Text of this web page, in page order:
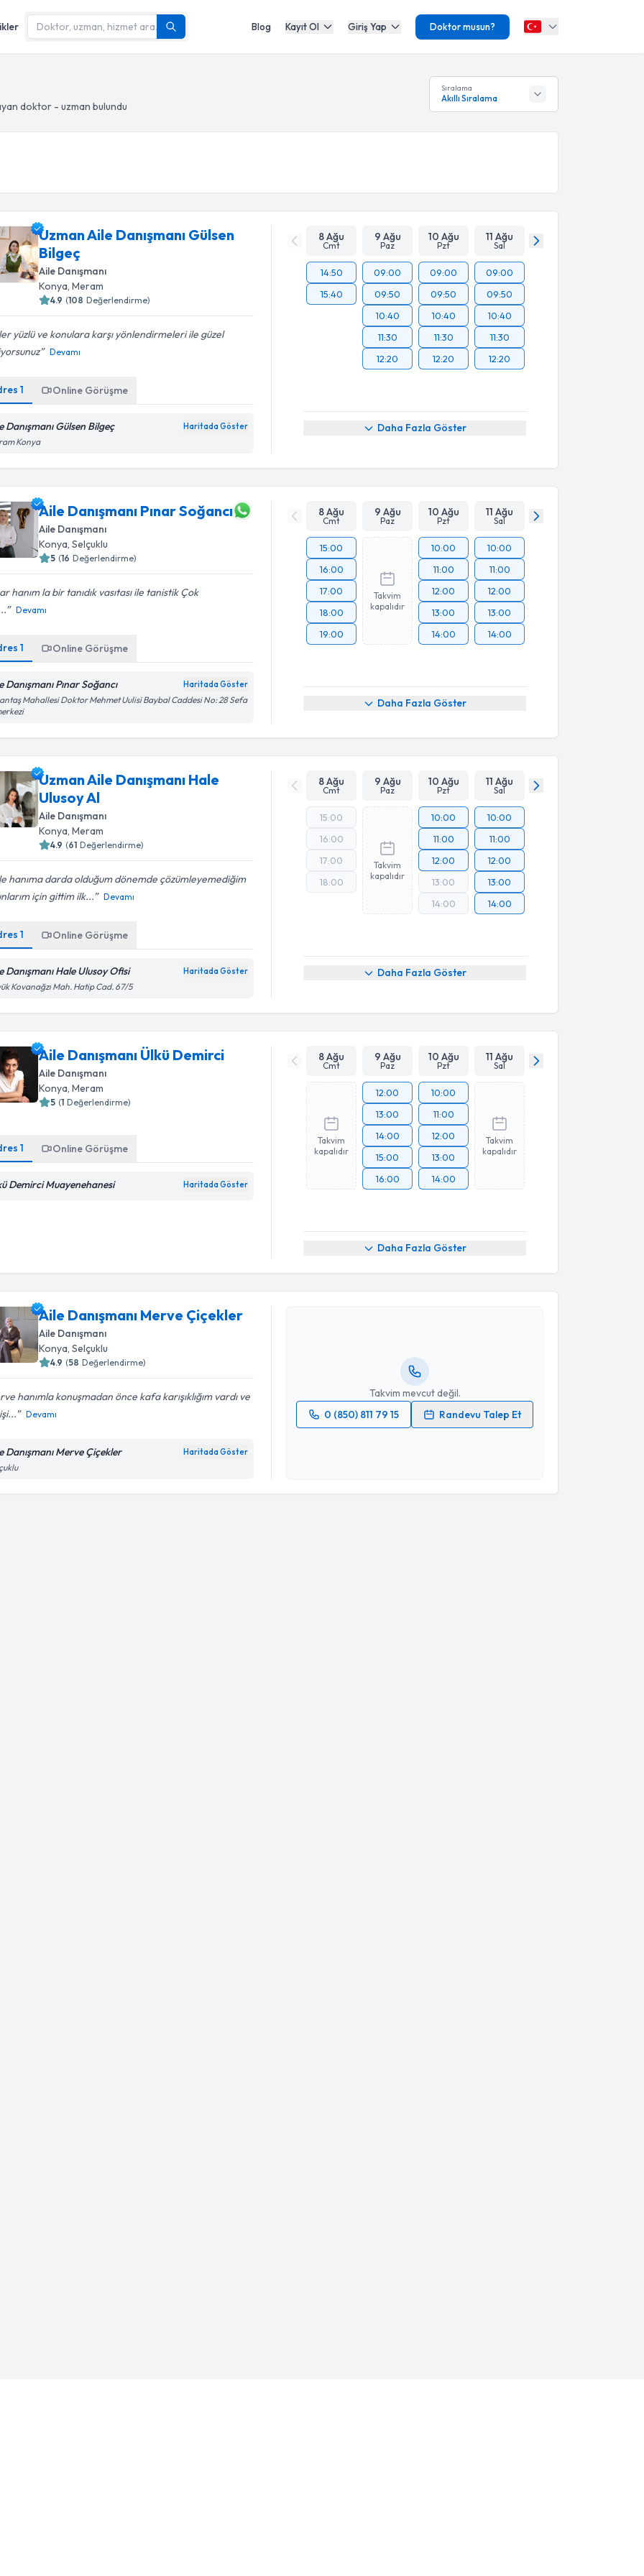
Blog Kayıt Ol Giriş Yap Doktor musun?
doktor - uzman bulundu
Sıralama
Akıllı Sıralama
Uzman Aile Danışmanı Gülsen
Bilgeç
Aile Danışmanı
Konya, Meram
4.9 (108 Değerlendirme)
yüzlü ve konulara karşı yönlendirmeleri ile güzel
Devamı
1 Online Görüşme
Danışmanı Gülsen Bilgeç Haritada Göster
Konya
8 Ağu
Cmt
9 Ağu
Paz
10 Ağu
Pzt
11 Ağu
Sal
14:50
15:40
09:00
09:50
10:40
11:30
12:20
09:00
09:50
10:40
11:30
12:20
09:00
09:50
10:40
11:30
12:20
Daha Fazla Göster
Aile Danışmanı Pınar Soğancı
Aile Danışmanı
Konya, Selçuklu
5 (16 Değerlendirme)
hanım la bir tanıdık vasıtası ile tanistik Çok
Devamı
1 Online Görüşme
Danışmanı Pınar Soğancı Haritada Göster
Mahallesi Doktor Mehmet Uulisi Baybal Caddesi No: 28 Sefa
8 Ağu
Cmt
9 Ağu
Paz
10 Ağu
Pzt
11 Ağu
Sal
15:00
16:00
17:00
18:00
19:00
Takvim
kapalıdır
10:00
11:00
12:00
13:00
14:00
10:00
11:00
12:00
13:00
14:00
Daha Fazla Göster
Uzman Aile Danışmanı Hale
Ulusoy Al
Aile Danışmanı
Konya, Meram
4.9 (61 Değerlendirme)
hanıma darda olduğum dönemde çözümleyemediğim
için gittim ilk...
Devamı
1 Online Görüşme
Danışmanı Hale Ulusoy Ofisi Haritada Göster
Kovanağzı Mah. Hatip Cad. 67/5
8 Ağu
Cmt
9 Ağu
Paz
10 Ağu
Pzt
11 Ağu
Sal
15:00
16:00
17:00
18:00
Takvim
kapalıdır
10:00
11:00
12:00
13:00
14:00
10:00
11:00
12:00
13:00
14:00
Daha Fazla Göster
Aile Danışmanı Ülkü Demirci
Aile Danışmanı
Konya, Meram
5 (1 Değerlendirme)
1 Online Görüşme
Demirci Muayenehanesi Haritada Göster
8 Ağu
Cmt
9 Ağu
Paz
10 Ağu
Pzt
11 Ağu
Sal
Takvim
kapalıdır
12:00
13:00
14:00
15:00
16:00
10:00
11:00
12:00
13:00
14:00
Takvim
kapalıdır
Daha Fazla Göster
Aile Danışmanı Merve Çiçekler
Aile Danışmanı
Konya , Selçuklu
4.9 (58 Değerlendirme)
hanımla konuşmadan önce kafa karışıklığım vardı ve
Devamı
Danışmanı Merve Çiçekler Haritada Göster
Takvim mevcut değil.
0 (850) 811 79 15
Randevu Talep Et
Randevu Takvimi Talebi
Aile Danışmanı Merve Çiçekler